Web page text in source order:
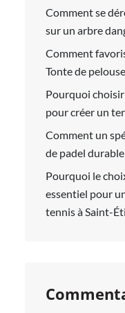
Comment se
sur un arbre
Comment
Tonte de
Pourquoi
pour créer un
Comment un
de padel durable
Pourquoi le
essentiel pour
tennis à Saint-